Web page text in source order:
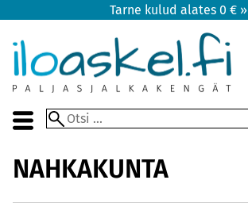
Tarne kulud alates 0 € »
NAHKAKUNTA